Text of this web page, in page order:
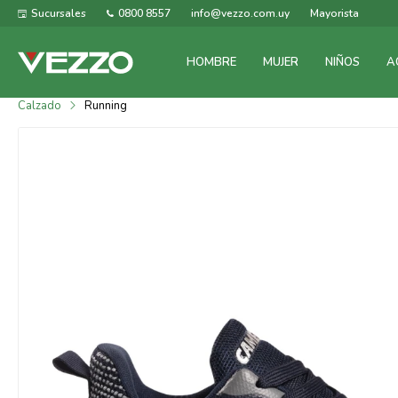
HOMBRE MUJER NIÑOS
Sucursales 0800 8557 info@vezzo.com.uy Mayorista
Calzado Running